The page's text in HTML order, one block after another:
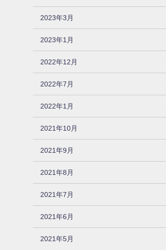
2023年3月
2023年1月
2022年12月
2022年7月
2022年1月
2021年10月
2021年9月
2021年8月
2021年7月
2021年6月
2021年5月